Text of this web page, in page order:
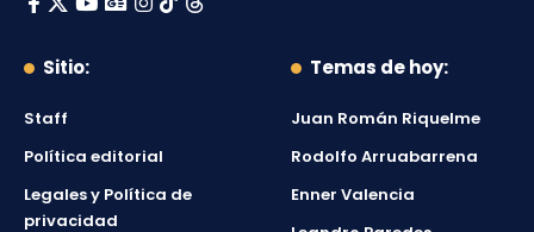
Sitio:
Staff
Política editorial
Legales y Política de
privacidad
Temas de hoy:
Juan Román Riquelme
Rodolfo Arruabarrena
Enner Valencia